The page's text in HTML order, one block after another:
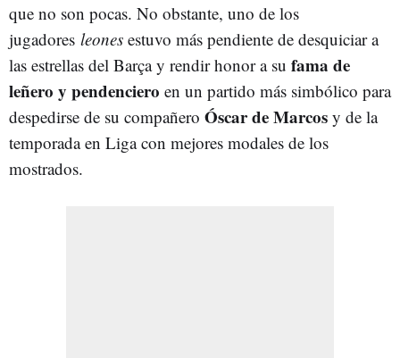
que no son pocas. No obstante, uno de los
jugadores leones estuvo más pendiente de desquiciar a
las estrellas del Barça y rendir honor a su fama de
leñero y pendenciero en un partido más simbólico para
despedirse de su compañero Óscar de Marcos y de la
temporada en Liga con mejores modales de los
mostrados.